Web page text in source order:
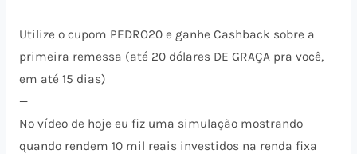
Utilize o cupom PEDRO20 e ganhe Cashback sobre a
primeira remessa (até 20 dólares DE GRAÇA pra você,
em até 15 dias)
—
No vídeo de hoje eu fiz uma simulação mostrando
quando rendem 10 mil reais investidos na renda fixa